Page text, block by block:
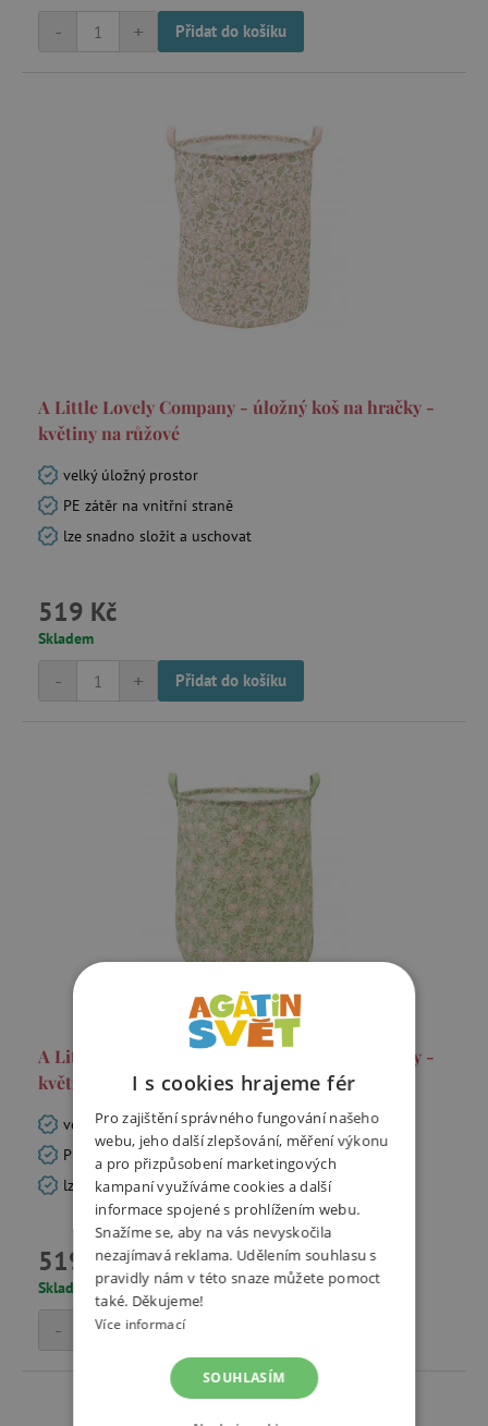
+
- Přidat do košíku
A Little Lovely Company - úložný koš na hračky -
květiny na růžové
velký úložný prostor
PE zátěr na vnitřní straně
lze snadno složit a uschovat
519 Kč
Skladem
+
- Přidat do košíku
A Little Lovely Company - úložný koš na hračky -
květiny na šalvějové
velký úložný prostor
PE zátěr na vnitřní straně
lze snadno složit a uschovat
519 Kč
Skladem
+
- Přidat do košíku
I s cookies hrajeme fér
Pro zajištění správného fungování našeho
webu, jeho další zlepšování, měření výkonu
a pro přizpůsobení marketingových
kampaní využíváme cookies a další
informace spojené s prohlížením webu.
Snažíme se, aby na vás nevyskočila
nezajímavá reklama. Udělením souhlasu s
pravidly nám v této snaze můžete pomoct
také. Děkujeme!
Více informací
SOUHLASÍM